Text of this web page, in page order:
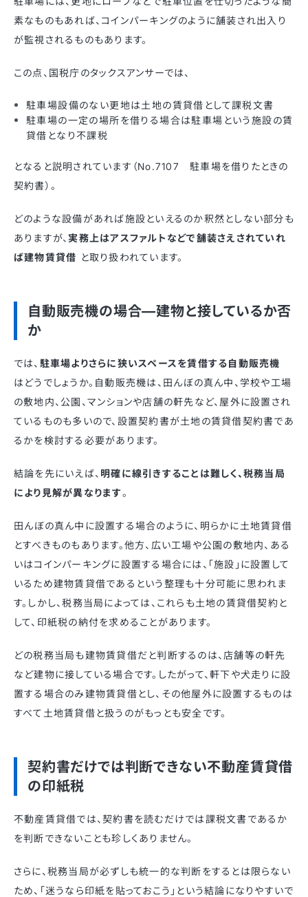
素なものもあれば、コインパーキングのように舗装され出入り
が監視されるものもあります。
この点、国税庁のタックスアンサーでは、
駐車場設備のない更地は土地の賃貸借として課税文書
駐車場の一定の場所を借りる場合は駐車場という施設の賃
貸借となり不課税
となると説明されています（No.7107 駐車場を借りたときの
契約書）。
どのような設備があれば施設といえるのか釈然としない部分も
ありますが、 実務上はアスファルトなどで舗装さえされていれ
ば建物賃貸借 と取り扱われています。
自動販売機の場合―建物と接しているか否
か
では、 駐車場よりさらに狭いスペースを賃借する自動販売機
はどうでしょうか。自動販売機は、田んぼの真ん中、学校や工場
の敷地内、公園、マンションや店舗の軒先など、屋外に設置され
ているものも多いので、設置契約書が土地の賃貸借契約書であ
るかを検討する必要があります。
結論を先にいえば、 明確に線引きすることは難しく、税務当局
により見解が異なります。
田んぼの真ん中に設置する場合のように、明らかに土地賃貸借
とすべきものもあります。他方、広い工場や公園の敷地内、ある
いはコインパーキングに設置する場合には、「施設」に設置して
いるため建物賃貸借であるという整理も十分可能に思われま
す。しかし、税務当局によっては、これらも土地の賃貸借契約と
して、印紙税の納付を求めることがあります。
どの税務当局も建物賃貸借だと判断するのは、店舗等の軒先
など建物に接している場合です。したがって、軒下や犬走りに設
置する場合のみ建物賃貸借とし、その他屋外に設置するものは
すべて土地賃貸借と扱うのがもっとも安全です。
契約書だけでは判断できない不動産賃貸借
の印紙税
不動産賃貸借では、契約書を読むだけでは課税文書であるか
を判断できないことも珍しくありません。
さらに、税務当局が必ずしも統一的な判断をするとは限らない
ため、「迷うなら印紙を貼っておこう」という結論になりやすいで